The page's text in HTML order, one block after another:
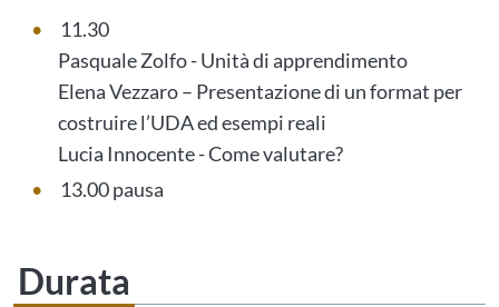
11.30
Pasquale Zolfo - Unità di apprendimento
Elena Vezzaro – Presentazione di un format per
costruire l’UDA ed esempi reali
Lucia Innocente - Come valutare?
13.00 pausa
Durata